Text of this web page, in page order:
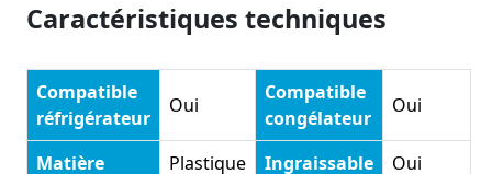
Caractéristiques techniques
Compatible
réfrigérateur
Oui
Compatible
congélateur
Oui
Matière Plastique Ingraissable
Oui